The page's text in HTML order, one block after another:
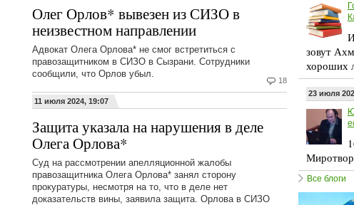
18
Олег Орлов* вывезен из СИЗО в
неизвестном направлении
Адвокат Олега Орлова* не смог встретиться с
правозащитником в СИЗО в Сызрани. Сотрудники
сообщили, что Орлов убыл.
11 июля 2024, 19:07
Защита указала на нарушения в деле
Олега Орлова*
Суд на рассмотрении апелляционной жалобы
правозащитника Олега Орлова* занял сторону
прокуратуры, несмотря на то, что в деле нет
доказательств вины, заявила защита. Орлова в СИЗО
зовут
хороших
23 июля
Все блоги